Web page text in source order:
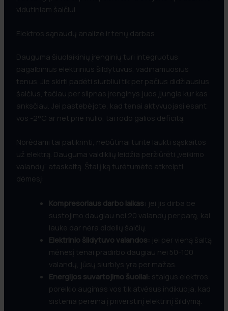
vidutiniam šalčiui.
Elektros sąnaudų analizė ir tenų darbas
Dauguma šiuolaikinių įrenginių turi integruotus
pagalbinius elektrinius šildytuvus, vadinamuosius
tenus. Jie skirti padėti siurbliui tik per pačius didžiausius
šalčius, tačiau per silpnas įrenginys juos įjungia kur kas
anksčiau. Jei pastebėjote, kad tenai aktyvuojasi esant
vos -2°C ar net prie nulio, tai rodo galios deficitą.
Norėdami tai patikrinti, nebūtinai turite laukti sąskaitos
už elektrą. Dauguma valdiklių leidžia peržiūrėti „veikimo
valandų“ ataskaitą. Štai į ką turėtumėte atkreipti
dėmesį:
Kompresoriaus darbo laikas: jei jis dirba be
sustojimo daugiau nei 20 valandų per parą, kai
lauke dar nėra didelių šalčių.
Elektrinio šildytuvo valandos: jei per vieną šaltą
mėnesį tenai pradirbo daugiau nei 50-100
valandų, jūsų siurblys yra per mažas.
Energijos suvartojimo šuoliai: staigus elektros
poreikio augimas vos tik atvėsus indikuoja, kad
sistema pereina į priverstinį elektrinį šildymą.